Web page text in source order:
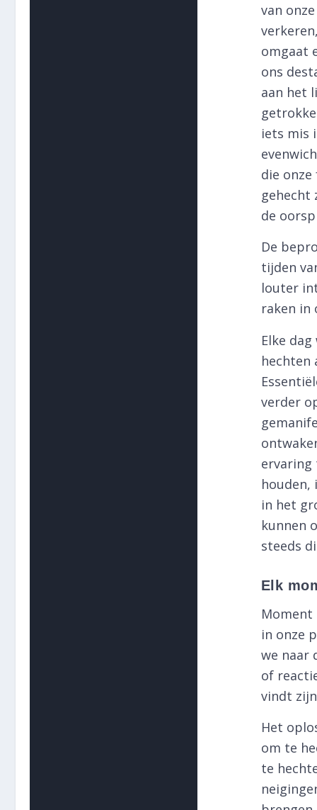
van
omgaat
ons
aan het
iets mis
die
gehecht
de
De
tijden
louter
raken in
Elke
hechten
verder
ervaring
houden,
in het
kunnen
steeds
Elk
Moment
in onze
we naar
of
vindt
Het
om te
te